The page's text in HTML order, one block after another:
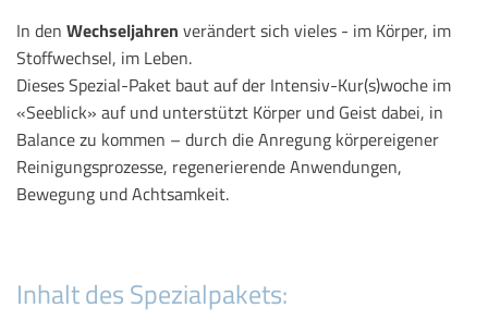
In den Wechseljahren verändert sich vieles - im Körper, im
Stoffwechsel, im Leben.
Dieses Spezial-Paket baut auf der Intensiv-Kur(s)woche im
«Seeblick» auf und unterstützt Körper und Geist dabei, in
Balance zu kommen – durch die Anregung körpereigener
Reinigungsprozesse, regenerierende Anwendungen,
Bewegung und Achtsamkeit.
Inhalt des Spezialpakets: